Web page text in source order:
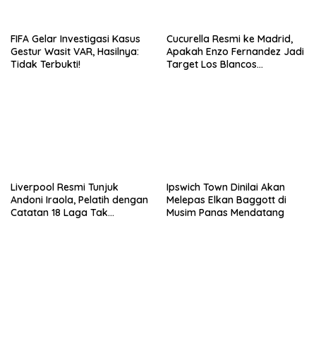
FIFA Gelar Investigasi Kasus
Gestur Wasit VAR, Hasilnya:
Tidak Terbukti!
Cucurella Resmi ke Madrid,
Apakah Enzo Fernandez Jadi
Target Los Blancos
Liverpool Resmi Tunjuk
Andoni Iraola, Pelatih dengan
Catatan 18 Laga Tak
Ipswich Town Dinilai Akan
Melepas Elkan Baggott di
Musim Panas Mendatang